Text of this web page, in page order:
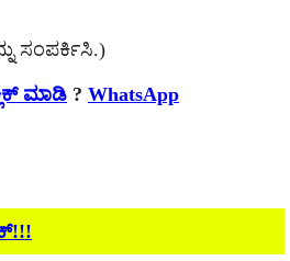
ಸಂಪರ್ಕಿಸಿ.)
ಮಾಡಿ ? WhatsApp